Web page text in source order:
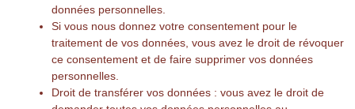
données personnelles.
Si vous nous donnez votre consentement pour le
traitement de vos données, vous avez le droit de révoquer
ce consentement et de faire supprimer vos données
personnelles.
Droit de transférer vos données : vous avez le droit de